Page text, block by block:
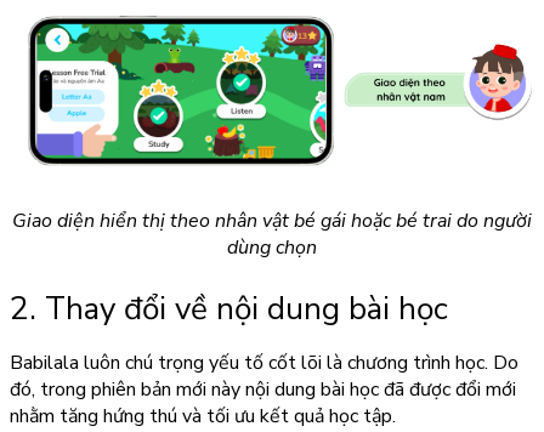
Giao diện hiển thị theo nhân vật bé gái hoặc bé trai do người
dùng chọn
2. Thay đổi về nội dung bài học
Babilala luôn chú trọng yếu tố cốt lõi là chương trình học. Do
đó, trong phiên bản mới này nội dung bài học đã được đổi mới
nhằm tăng hứng thú và tối ưu kết quả học tập.